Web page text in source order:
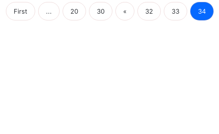
First ... 20 30 « 32 33 34